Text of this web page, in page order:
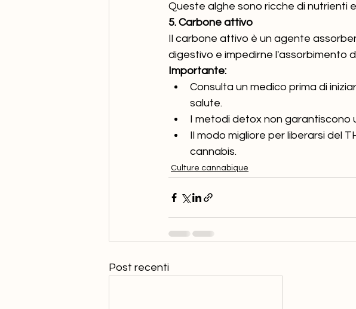
Queste alghe sono ricche di nutrienti
5. Carbone attivo
Il carbone attivo è un agente
digestivo e impedirne l'assorbimento
Importante:
Consulta un medico prima di
salute.
I metodi detox non
Il modo migliore per liberarsi del
cannabis.
Culture cannabique
Post recenti